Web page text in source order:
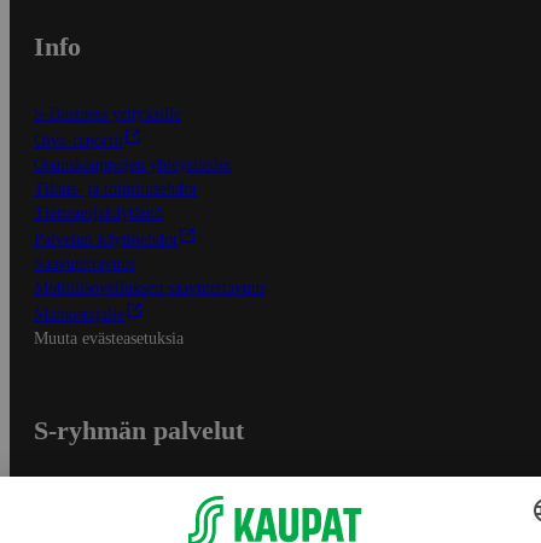
Info
S-Business yrityksille
Oiva-raportit
Osuuskauppojen yhteystiedot
Tilaus- ja toimitusehdot
Tietosuojakäytäntö
Palvelun käyttöehdot
Saavutettavuus
Mobiilisovelluksen saavutettavuus
Mainostajalle
Muuta evästeasetuksia
S-ryhmän palvelut